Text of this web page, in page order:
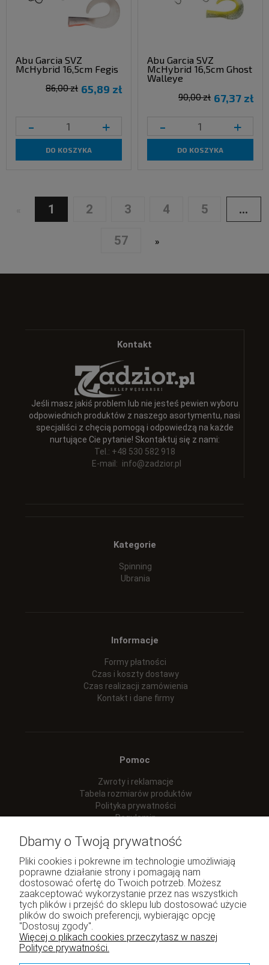
Abu Garcia SVZ
McHybrid 16,5cm Fegis
65,89 zł
86,00 zł
- +
DO KOSZYKA
Abu Garcia SVZ
McHybrid 16,5cm Ghost
Walleye
67,37 zł
90,00 zł
- +
DO KOSZYKA
1 2 3 4 5 ...
57 »
Kontakt
Jeśli masz jakiś problem lub nie jesteś pewien wyboru
odpowiednich produktów z naszego asortymentu, nasi
specjaliści z chęcią pomogą i odpowiedzą na każde
nurtujące Cie pytanie! Skontaktuj się z nami:
Tel.: +48 530 582 918
E-mail: info@zadzior.pl
Kategorie
Spinning
Ubrania
Informacje
Formy płatności
Czas i koszty dostawy
Czas realizacji zamówienia
Kontakt i dane firmy
Pomoc
Zwroty i reklamacje
Tabela rozmiarów produktów
Polityka prywatności
Regulamin
Moje konto
Twoje zamówienia
Program lojalnościowy
Dbamy o Twoją prywatność
Pliki cookies i pokrewne im technologie umożliwiają
poprawne działanie strony i pomagają nam
dostosować ofertę do Twoich potrzeb. Możesz
zaakceptować wykorzystanie przez nas wszystkich
tych plików i przejść do sklepu lub dostosować użycie
plików do swoich preferencji, wybierając opcję
"Dostosuj zgody".
Więcej o plikach cookies przeczytasz w naszej
Polityce prywatności.